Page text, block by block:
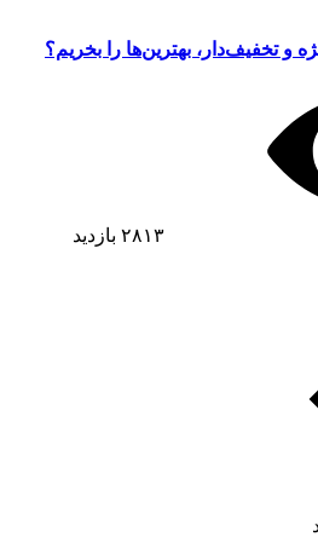
تخفیف‌دار، بهترین‌ها را بخریم؟
۲۸۱۳ بازدید